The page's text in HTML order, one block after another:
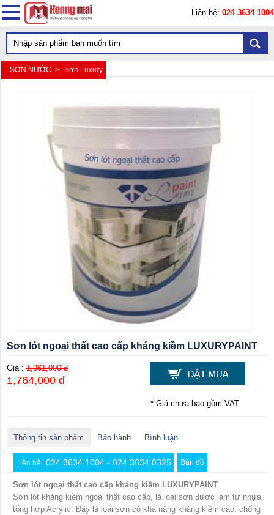
Liên hệ: 024 3634 1004
SƠN NƯỚC > Sơn Luxury
Sơn lót ngoại thất cao cấp kháng kiềm LUXURYPAINT
Giá : 1,961,000 đ
1,764,000 đ
* Giá chưa bao gồm VAT
Thông tin sản phẩm Bảo hành Bình luận
Liên hệ 024 3634 1004 - 024 3634 0325 Bản đồ
Sơn lót ngoại thất cao cấp kháng kiềm LUXURYPAINT
Sơn lót kháng kiềm ngoại thất cao cấp, là loại sơn được làm từ nhựa
tổng hợp Acrylic. Đây là loại sơn có khả năng kháng kiềm cao, chống